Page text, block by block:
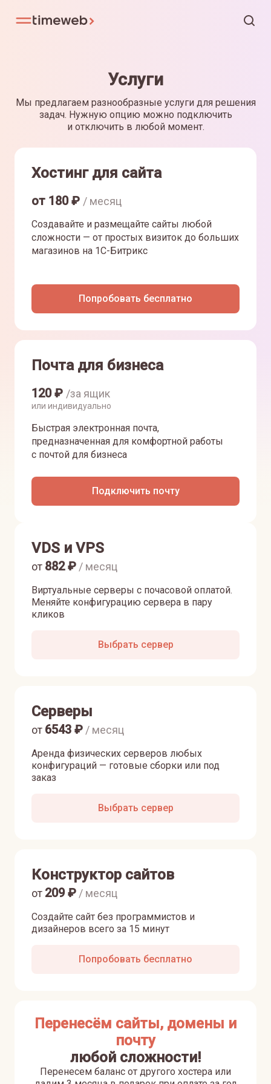
Услуги
Мы предлагаем разнообразные услуги для решения
задач. Нужную опцию можно подключить
и отключить в любой момент.
Хостинг для сайта
от 180₽ / месяц
Создавайте и размещайте сайты любой
сложности — от простых визиток до больших
магазинов на 1С-Битрикс
Попробовать бесплатно
Почта для бизнеса
120₽ /за ящик
или индивидуально
Быстрая электронная почта,
предназначенная для комфортной работы
с почтой для бизнеса
Подключить почту
VDS и VPS
Виртуальные серверы с почасовой оплатой.
Меняйте конфигурацию сервера в пару
кликов
от 882₽ / месяц
Выбрать сервер
Серверы
Аренда физических серверов любых
конфигураций — готовые сборки или под
заказ
от 6543 ₽ / месяц
Выбрать сервер
Конструктор сайтов
Создайте сайт без программистов и
дизайнеров всего за 15 минут
от 209₽ / месяц
Попробовать бесплатно
Перенесём сайты, домены и
почту
любой сложности!
Перенесем баланс от другого хостера или